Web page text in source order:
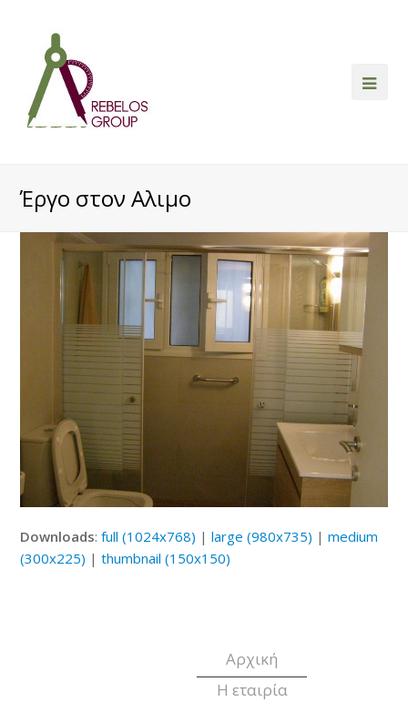
Έργο στον Αλιμο
Downloads:full (1024x768) |large (980x735) |medium
(300x225) |thumbnail (150x150)
Αρχική
Η εταιρία